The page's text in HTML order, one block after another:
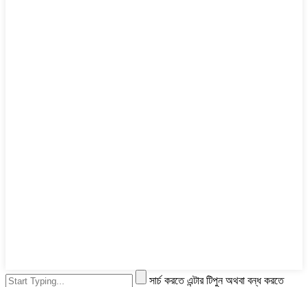
সার্চ করতে এন্টার টিপুন অথবা বন্ধ করতে